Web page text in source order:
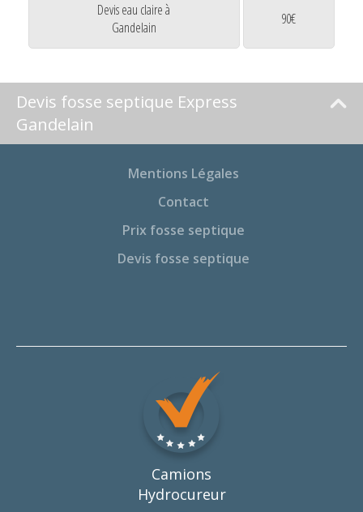
Devis eau claire à
Gandelain
90€
Devis fosse septique Express
Gandelain
Mentions Légales
Contact
Prix fosse septique
Devis fosse septique
Camions
Hydrocureur